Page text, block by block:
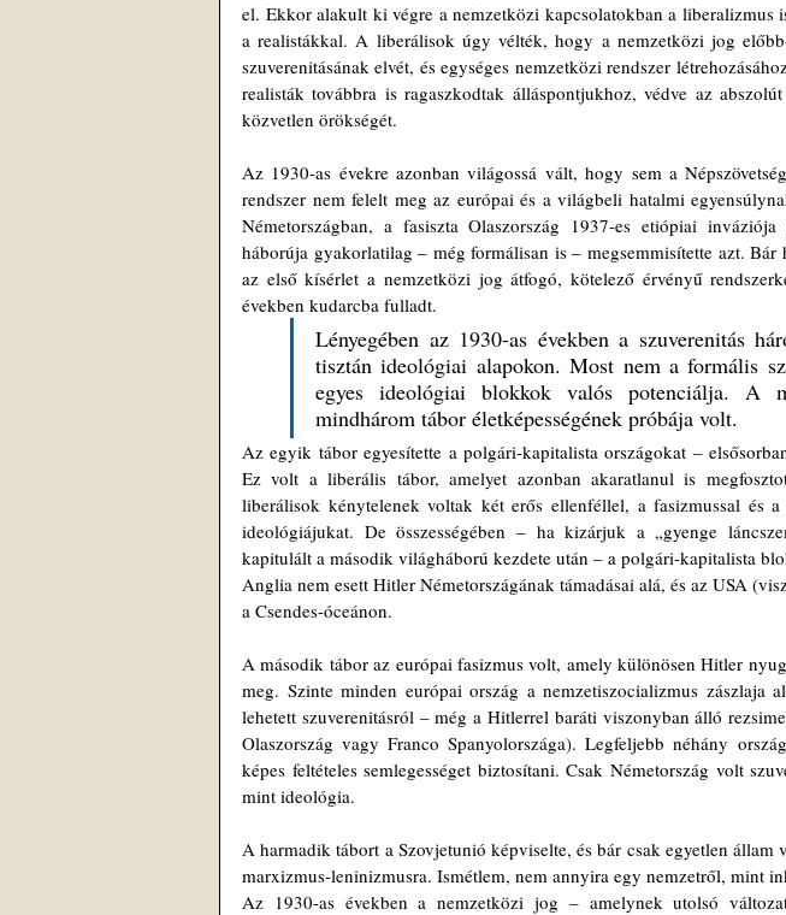
el. Ekkor alakult ki végre a nemzetközi kapcsolatokban a liberalizmus
a realistákkal. A liberálisok úgy vélték, hogy a nemzetközi jog
szuverenitásának elvét, és egységes nemzetközi rendszer
realisták továbbra is ragaszkodtak álláspontjukhoz, védve az
közvetlen örökségét.
Az 1930-as évekre azonban világossá vált, hogy sem a
rendszer nem felelt meg az európai és a világbeli hatalmi
Németországban, a fasiszta Olaszország 1937-es etiópiai
háborúja gyakorlatilag – még formálisan is – megsemmisítette azt.
az első kísérlet a nemzetközi jog átfogó, kötelező érvényű
években kudarcba fulladt.
Lényegében az 1930-as években a szuverenitás
tisztán ideológiai alapokon. Most nem a formális
egyes ideológiai blokkok valós potenciálja. A
mindhárom tábor életképességének próbája volt.
Az egyik tábor egyesítette a polgári-kapitalista országokat –
Ez volt a liberális tábor, amelyet azonban akaratlanul is
liberálisok kénytelenek voltak két erős ellenféllel, a fasizmussal és a
ideológiájukat. De összességében – ha kizárjuk a „gyenge
kapitulált a második világháború kezdete után – a polgári-kapitalista
Anglia nem esett Hitler Németországának támadásai alá, és az USA
a Csendes-óceánon.
A második tábor az európai fasizmus volt, amely különösen Hitler
meg. Szinte minden európai ország a nemzetiszocializmus zászlaja
lehetett szuverenitásról – még a Hitlerrel baráti viszonyban álló
Olaszország vagy Franco Spanyolországa). Legfeljebb néhány
képes feltételes semlegességet biztosítani. Csak Németország volt
mint ideológia.
A harmadik tábort a Szovjetunió képviselte, és bár csak egyetlen
marxizmus-leninizmusra. Ismétlem, nem annyira egy nemzetről, mint
Az 1930-as években a nemzetközi jog – amelynek utolsó